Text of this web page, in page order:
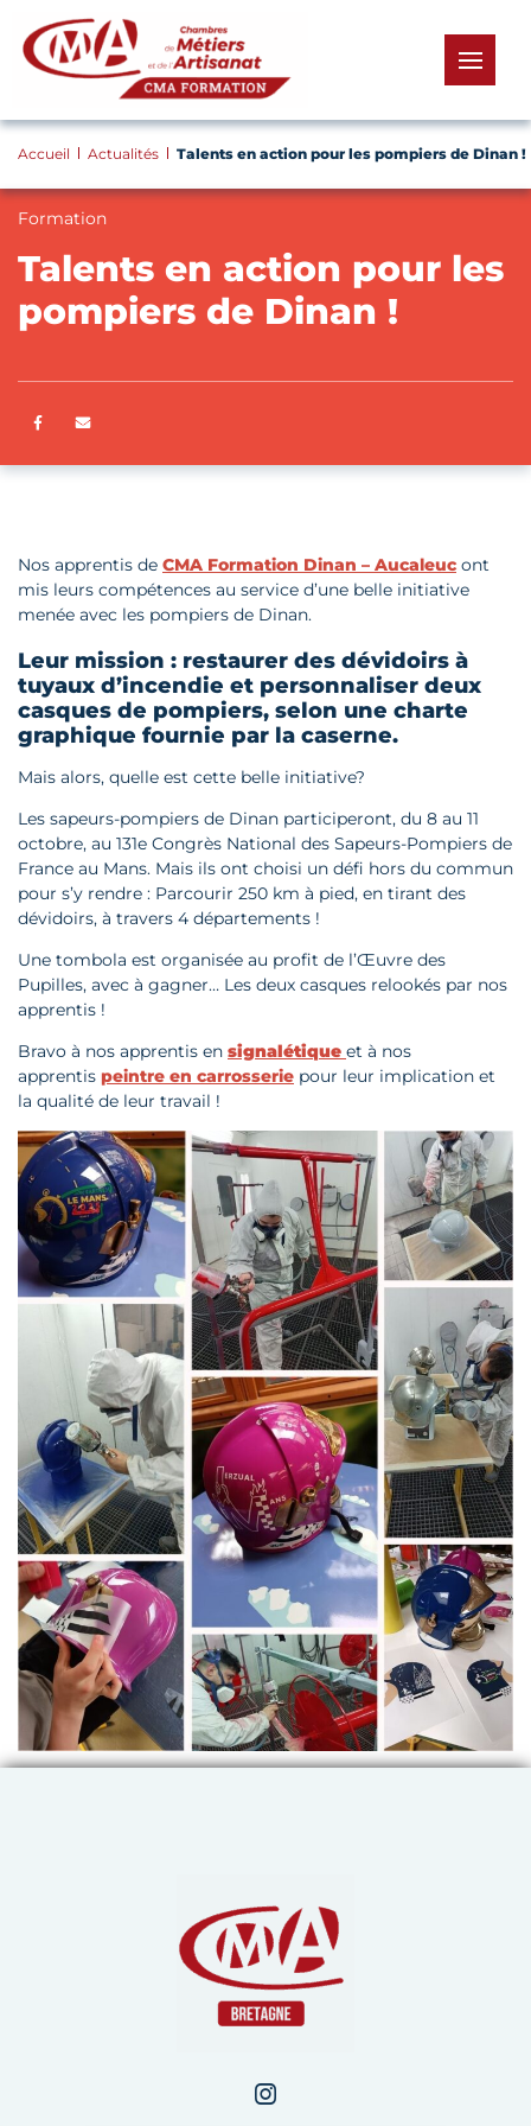
menu
Accueil Actualités Talents en action pour les pompiers de Dinan !
Formation
Talents en action pour les
pompiers de Dinan !
Partager sur Facebook
Nos apprentis de CMA Formation Dinan – Aucaleuc ont
mis leurs compétences au service d’une belle initiative
menée avec les pompiers de Dinan.
Leur mission : restaurer des dévidoirs à
tuyaux d’incendie et personnaliser deux
casques de pompiers, selon une charte
graphique fournie par la caserne.
Mais alors, quelle est cette belle initiative?
Les sapeurs-pompiers de Dinan participeront, du 8 au 11
octobre, au 131e Congrès National des Sapeurs-Pompiers de
France au Mans. Mais ils ont choisi un défi hors du commun
pour s’y rendre : Parcourir 250 km à pied, en tirant des
dévidoirs, à travers 4 départements !
Une tombola est organisée au profit de l’Œuvre des
Pupilles, avec à gagner… Les deux casques relookés par nos
apprentis !
Bravo à nos apprentis en signalétique et à nos
apprentis peintre en carrosserie pour leur implication et
la qualité de leur travail !
Chambre de Métiers et
Instagram